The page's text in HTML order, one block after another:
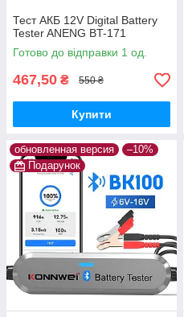
Тест АКБ 12V Digital Battery
Tester ANENG BT-171
Готово до відправки 1 од.
467,50 ₴ 550 ₴
Купити
обновленная версия
–10%
Подарунок